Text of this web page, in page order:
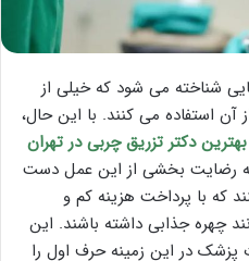
شناخته می شود که خیلی از
آن استفاده می کنند. با این حال،
بهترین دکتر تزریق چربی در تهران
رضایت بخشی از این عمل دست
که با پرداخت هزینه کم و
چهره جذابی داشته باشند. این
در این زمینه حرف اول را